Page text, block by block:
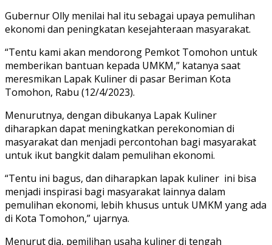
Gubernur Olly menilai hal itu sebagai upaya pemulihan
ekonomi dan peningkatan kesejahteraan masyarakat.
“Tentu kami akan mendorong Pemkot Tomohon untuk
memberikan bantuan kepada UMKM,” katanya saat
meresmikan Lapak Kuliner di pasar Beriman Kota
Tomohon, Rabu (12/4/2023).
Menurutnya, dengan dibukanya Lapak Kuliner
diharapkan dapat meningkatkan perekonomian di
masyarakat dan menjadi percontohan bagi masyarakat
untuk ikut bangkit dalam pemulihan ekonomi.
“Tentu ini bagus, dan diharapkan lapak kuliner ini bisa
menjadi inspirasi bagi masyarakat lainnya dalam
pemulihan ekonomi, lebih khusus untuk UMKM yang ada
di Kota Tomohon,” ujarnya.
Menurut dia, pemilihan usaha kuliner di tengah